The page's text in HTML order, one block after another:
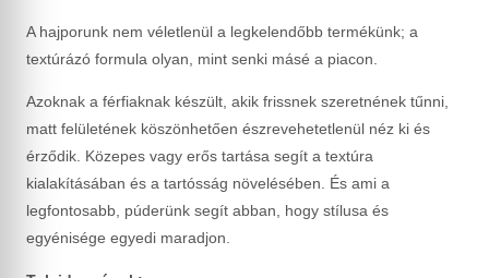
A hajporunk nem véletlenül a legkelendőbb termékünk; a
textúrázó formula olyan, mint senki másé a piacon.
Azoknak a férfiaknak készült, akik frissnek szeretnének tűnni,
matt felületének köszönhetően észrevehetetlenül néz ki és
érződik. Közepes vagy erős tartása segít a textúra
kialakításában és a tartósság növelésében. És ami a
legfontosabb, púderünk segít abban, hogy stílusa és
egyénisége egyedi maradjon.